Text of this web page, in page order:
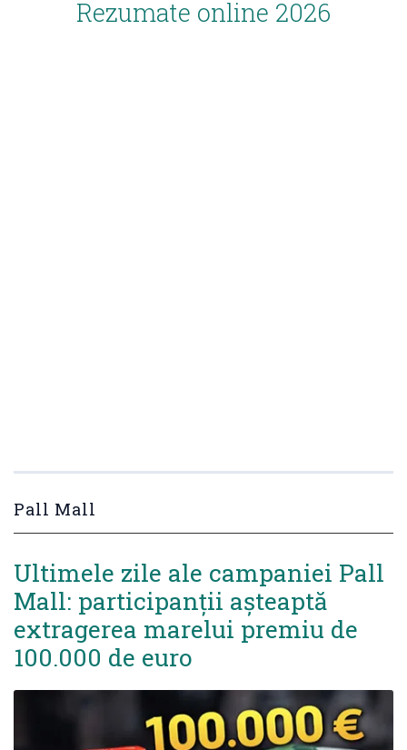
Rezumate online 2026
Pall Mall
Ultimele zile ale campaniei Pall
Mall: participanții așteaptă
extragerea marelui premiu de
100.000 de euro